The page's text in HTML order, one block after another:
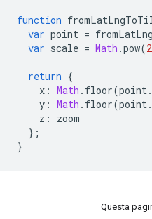
function
var point =
var scale = Math .pow(2
return {
x : Math . floor(point.
y : Math . floor(point.
z :
zoom
};
}
Questa